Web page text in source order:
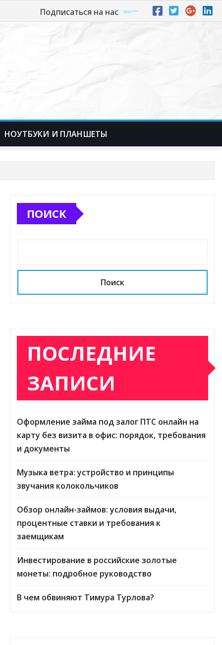
Подписаться на нас
НОУТБУКИ И ПЛАНШЕТЫ
ПОИСК
Поиск
ПОСЛЕДНИЕ
ЗАПИСИ
Оформление займа под залог ПТС онлайн на
карту без визита в офис: порядок, требования
и документы
Музыка ветра: устройство и принципы
звучания колокольчиков
Обзор онлайн-займов: условия выдачи,
процентные ставки и требования к
заемщикам
Инвестирование в российские золотые
монеты: подробное руководство
В чем обвиняют Тимура Турлова?